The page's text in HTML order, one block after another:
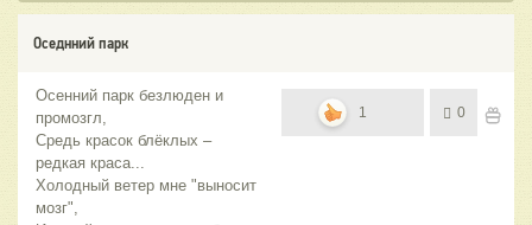
Оседнний парк
Осенний парк безлюден и
промозгл,
Средь красок блёклых –
редкая краса...
Холодный ветер мне "выносит
мозг",
1 0